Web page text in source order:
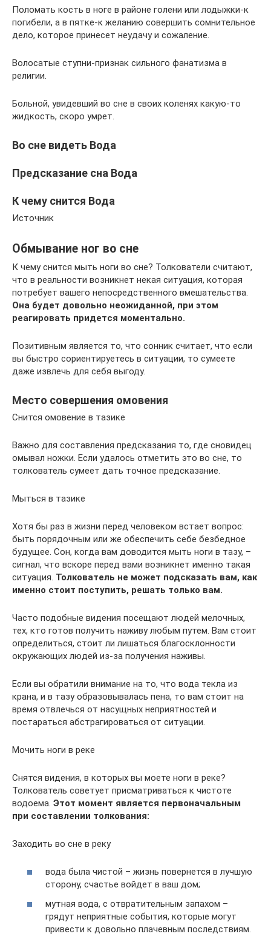
Поломать кость в ноге в районе голени или лодыжки-к
погибели, а в пятке-к желанию совершить сомнительное
дело, которое принесет неудачу и сожаление.
Волосатые ступни-признак сильного фанатизма в
религии.
Больной, увидевший во сне в своих коленях какую-то
жидкость, скоро умрет.
Во сне видеть Вода
Предсказание сна Вода
К чему снится Вода
Источник
Обмывание ног во сне
К чему снится мыть ноги во сне? Толкователи считают,
что в реальности возникнет некая ситуация, которая
потребует вашего непосредственного вмешательства.
Она будет довольно неожиданной, при этом
реагировать придется моментально.
Позитивным является то, что сонник считает, что если
вы быстро сориентируетесь в ситуации, то сумеете
даже извлечь для себя выгоду.
Место совершения омовения
Снится омовение в тазике
Важно для составления предсказания то, где сновидец
омывал ножки. Если удалось отметить это во сне, то
толкователь сумеет дать точное предсказание.
Мыться в тазике
Хотя бы раз в жизни перед человеком встает вопрос:
быть порядочным или же обеспечить себе безбедное
будущее. Сон, когда вам доводится мыть ноги в тазу, –
сигнал, что вскоре перед вами возникнет именно такая
ситуация. Толкователь не может подсказать вам, как
именно стоит поступить, решать только вам.
Часто подобные видения посещают людей мелочных,
тех, кто готов получить наживу любым путем. Вам стоит
определиться, стоит ли лишаться благосклонности
окружающих людей из-за получения наживы.
Если вы обратили внимание на то, что вода текла из
крана, и в тазу образовывалась пена, то вам стоит на
время отвлечься от насущных неприятностей и
постараться абстрагироваться от ситуации.
Мочить ноги в реке
Снятся видения, в которых вы моете ноги в реке?
Толкователь советует присматриваться к чистоте
водоема. Этот момент является первоначальным
при составлении толкования:
Заходить во сне в реку
вода была чистой – жизнь повернется в лучшую
сторону, счастье войдет в ваш дом;
мутная вода, с отвратительным запахом –
грядут неприятные события, которые могут
привести к довольно плачевным последствиям.